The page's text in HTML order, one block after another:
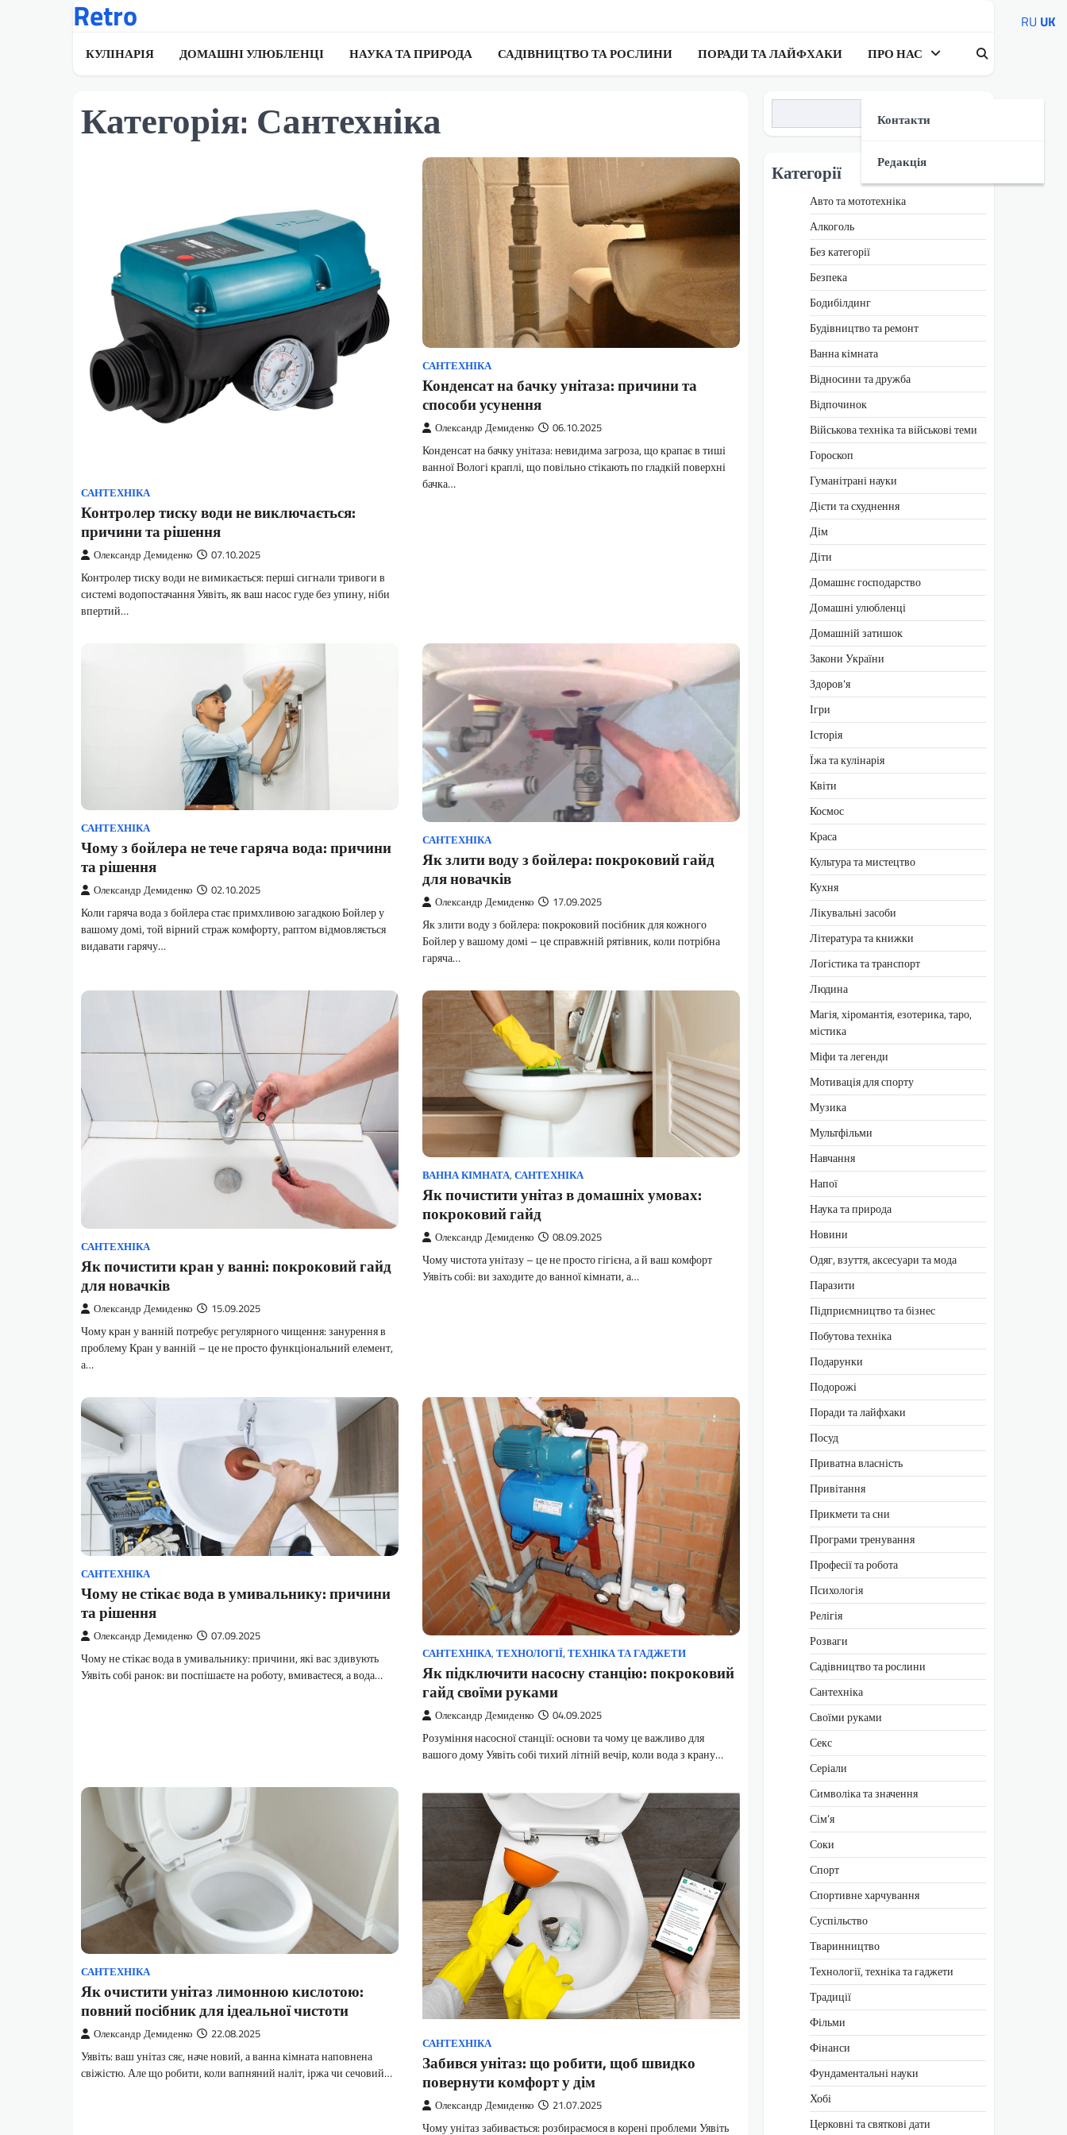
Retro
КУЛІНАРІЯ ДОМАШНІ УЛЮБЛЕНЦІ НАУКА ТА ПРИРОДА САДІВНИЦТВО ТА РОСЛИНИ ПОРАДИ ТА ЛАЙФХАКИ ПРО НАС
Контакти
Редакція
Категорія: Сантехніка
САНТЕХНІКА
Контролер тиску води не виключається:
причини та рішення
Олександр Демиденко 07.10.2025
Контролер тиску води не вимикається: перші сигнали тривоги в
системі водопостачання Уявіть, як ваш насос гуде без упину, ніби
впертий…
САНТЕХНІКА
Конденсат на бачку унітаза: причини та
способи усунення
Олександр Демиденко 06.10.2025
Конденсат на бачку унітаза: невидима загроза, що крапає в тиші
ванної Вологі краплі, що повільно стікають по гладкій поверхні
бачка…
САНТЕХНІКА
Чому з бойлера не тече гаряча вода: причини
та рішення
Олександр Демиденко 02.10.2025
Коли гаряча вода з бойлера стає примхливою загадкою Бойлер у
вашому домі, той вірний страж комфорту, раптом відмовляється
видавати гарячу…
САНТЕХНІКА
Як злити воду з бойлера: покроковий гайд
для новачків
Олександр Демиденко 17.09.2025
Як злити воду з бойлера: покроковий посібник для кожного
Бойлер у вашому домі – це справжній рятівник, коли потрібна
гаряча…
САНТЕХНІКА
Як почистити кран у ванні: покроковий гайд
для новачків
Олександр Демиденко 15.09.2025
Чому кран у ванній потребує регулярного чищення: занурення в
проблему Кран у ванній – це не просто функціональний елемент,
а…
ВАННА КІМНАТА, САНТЕХНІКА
Як почистити унітаз в домашніх умовах:
покроковий гайд
Олександр Демиденко 08.09.2025
Чому чистота унітазу – це не просто гігієна, а й ваш комфорт
Уявіть собі: ви заходите до ванної кімнати, а…
САНТЕХНІКА
Чому не стікає вода в умивальнику: причини
та рішення
Олександр Демиденко 07.09.2025
Чому не стікає вода в умивальнику: причини, які вас здивують
Уявіть собі ранок: ви поспішаєте на роботу, вмиваєтеся, а вода…
САНТЕХНІКА, ТЕХНОЛОГІЇ, ТЕХНІКА ТА ГАДЖЕТИ
Як підключити насосну станцію: покроковий
гайд своїми руками
Олександр Демиденко 04.09.2025
Розуміння насосної станції: основи та чому це важливо для
вашого дому Уявіть собі тихий літній вечір, коли вода з крану…
САНТЕХНІКА
Як очистити унітаз лимонною кислотою:
повний посібник для ідеальної чистоти
Олександр Демиденко 22.08.2025
Уявіть: ваш унітаз сяє, наче новий, а ванна кімната наповнена
свіжістю. Але що робити, коли вапняний наліт, іржа чи сечовий…
САНТЕХНІКА
Забився унітаз: що робити, щоб швидко
повернути комфорт у дім
Олександр Демиденко 21.07.2025
Чому унітаз забивається: розбираємося в корені проблеми Уявіть
Категорії
Авто та мототехніка
Алкоголь
Без категорії
Безпека
Бодибілдинг
Будівництво та ремонт
Ванна кімната
Відносини та дружба
Відпочинок
Військова техніка та військові теми
Гороскоп
Гуманітрані науки
Дієти та схуднення
Дім
Діти
Домашнє господарство
Домашні улюбленці
Домашній затишок
Закони України
Здоров'я
Ігри
Історія
Їжа та кулінарія
Квіти
Космос
Краса
Культура та мистецтво
Кухня
Лікувальні засоби
Література та книжки
Логістика та транспорт
Людина
Магія, хіромантія, езотерика, таро,
містика
Міфи та легенди
Мотивація для спорту
Музика
Мультфільми
Навчання
Напої
Наука та природа
Новини
Одяг, взуття, аксесуари та мода
Паразити
Підприємництво та бізнес
Побутова техніка
Подарунки
Подорожі
Поради та лайфхаки
Посуд
Приватна власність
Привітання
Прикмети та сни
Програми тренування
Професії та робота
Психологія
Релігія
Розваги
Садівництво та рослини
Сантехніка
Своїми руками
Секс
Серіали
Символіка та значення
Сім’я
Соки
Спорт
Спортивне харчування
Суспільство
Тваринництво
Технології, техніка та гаджети
Традиції
Фільми
Фінанси
Фундаментальні науки
Хобі
Церковні та святкові дати
RU UK